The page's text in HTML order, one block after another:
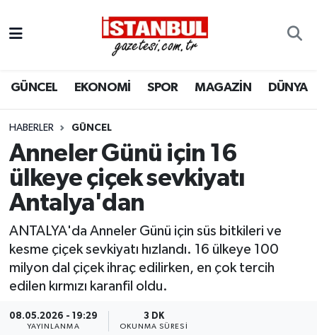
GÜNCEL EKONOMİ SPOR MAGAZİN DÜNYA
HABERLER GÜNCEL
Anneler Günü için 16
ülkeye çiçek sevkiyatı
Antalya'dan
ANTALYA'da Anneler Günü için süs bitkileri ve
kesme çiçek sevkiyatı hızlandı. 16 ülkeye 100
milyon dal çiçek ihraç edilirken, en çok tercih
edilen kırmızı karanfil oldu.
08.05.2026 - 19:29
YAYINLANMA
3 DK
OKUNMA SÜRESI
EKONOMİ
İSTANBUL
DÜNYA
SPOR
MAGAZİN
KÜLTÜR SANAT
Nöbetçi Eczaneler
Hava Durumu
Trafik Durumu
Süper Lig Puan Durumu ve Fikstür
Tüm Manşetler
Son Dakika Haberleri
Haber Arşivi